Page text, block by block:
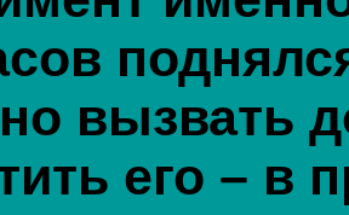
вызвать
его – в